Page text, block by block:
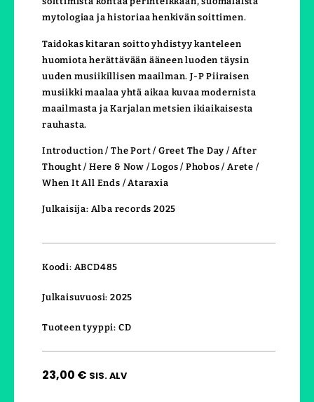
mytologiaa ja historiaa henkivän soittimen.
Taidokas kitaran soitto yhdistyy kanteleen
huomiota herättävään ääneen luoden täysin
uuden musiikillisen maailman. J-P Piiraisen
musiikki maalaa yhtä aikaa kuvaa modernista
maailmasta ja Karjalan metsien ikiaikaisesta
rauhasta.
Introduction / The Port / Greet The Day / After
Thought / Here & Now / Logos / Phobos / Arete /
When It All Ends / Ataraxia
Julkaisija: Alba records 2025
Koodi: ABCD485
Julkaisuvuosi: 2025
Tuoteen tyyppi: CD
23,00 € SIS. ALV